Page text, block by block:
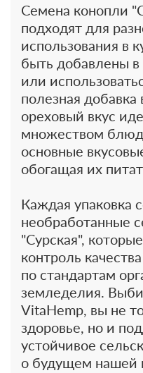
Семена конопли
подходят для
использования в
быть добавлены
или
полезная
ореховый вкус
множеством
основные
обогащая их
Каждая упаковка
необработанные
"Сурская",
контроль
по стандартам
земледелия.
VitaHemp, вы не
здоровье, но и
устойчивое
о будущем нашей